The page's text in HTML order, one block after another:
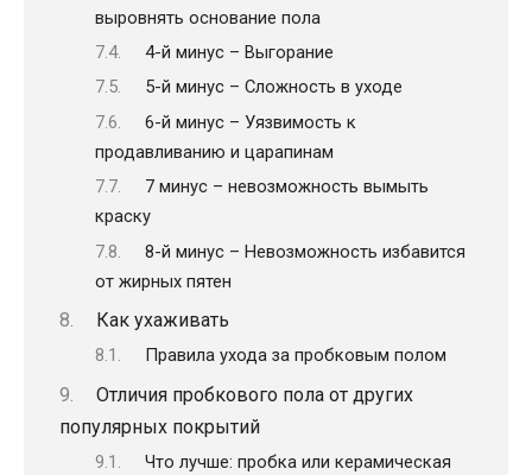
выровнять основание пола
4-й минус – Выгорание
5-й минус – Сложность в уходе
6-й минус – Уязвимость к
продавливанию и царапинам
7 минус – невозможность вымыть
краску
8-й минус – Невозможность избавится
от жирных пятен
Как ухаживать
Правила ухода за пробковым полом
Отличия пробкового пола от других
популярных покрытий
Что лучше: пробка или керамическая